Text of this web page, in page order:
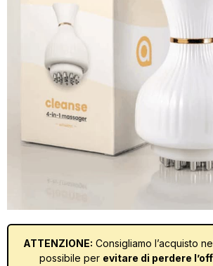
ATTENZIONE: Consigliamo l’acquisto
possibile per evitare di perdere